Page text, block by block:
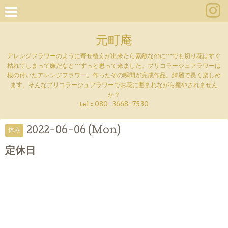
元町庵
アレンジフラワーのように寄せ植えが出来たら素敵なのに···でも切り花はすぐ
枯れてしまって嫌だなと···ずっと思って来ました。ブリコラージュフラワーは
根の付いたアレンジフラワー。作ったその瞬間が完成作品。綺麗で長く楽しめ
ます。そんなブリコラージュフラワーでお花に囲まれながら癒やされません
か？
tel : 080-3668-7530
休み 2022-06-06 (Mon)
定休日